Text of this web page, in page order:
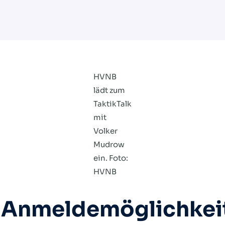
HVNB
lädt zum
TaktikTalk
mit
Volker
Mudrow
ein. Foto:
HVNB